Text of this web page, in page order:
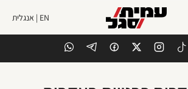
EN | אנגלית